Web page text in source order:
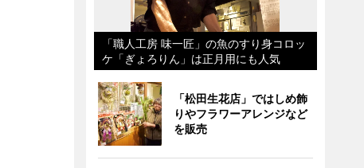
「職人工房 味一匠」の魚のすり身コロッ
ケ「ぎょろりん」は正月用にも人気
「松田生花店」ではしめ飾
りやフラワーアレンジなど
を販売